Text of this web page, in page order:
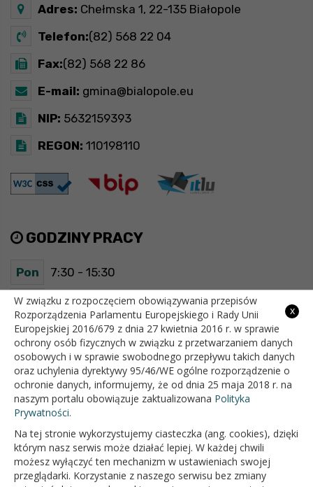
Adres: Chełmska 1, 22-135 Białopole
Telefon:(82) 568 22 04
Fax:(82) 568 22 86
E-mail: gmina@bialopole.eu
NIP: 5632159393
REGON: 110198110
GODZINY PRACY
Pon 7:30 - 15:30
Wt 7:30 - 15:30
Śr 7:30 - 15:30
Czw 7:30 - 15:30
Pt 7:30 - 15:30
OFICJALNY SERWIS INTERNETOWY GMINY BIAŁOPOLE
x
W związku z rozpoczęciem obowiązywania przepisów
Rozporządzenia Parlamentu Europejskiego i Rady Unii
Europejskiej 2016/679 z dnia 27 kwietnia 2016 r. w sprawie
ochrony osób fizycznych w związku z przetwarzaniem danych
osobowych i w sprawie swobodnego przepływu takich danych
oraz uchylenia dyrektywy 95/46/WE ogólne rozporządzenie o
ochronie danych, informujemy, że od dnia 25 maja 2018 r. na
naszym portalu obowiązuje zaktualizowana Polityka
Prywatności.
Na tej stronie wykorzystujemy ciasteczka (ang. cookies), dzięki
którym nasz serwis może działać lepiej. W każdej chwili
możesz wyłączyć ten mechanizm w ustawieniach swojej
przeglądarki. Korzystanie z naszego serwisu bez zmiany